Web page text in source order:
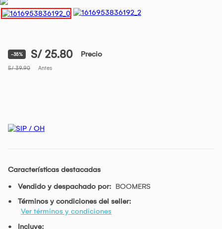
-35% S/ 25.80 Precio
S/ 39.90 Antes
Características destacadas
Vendido y despachado por: BOOMERS
Términos y condiciones del seller:
Ver términos y condiciones
Incluye: